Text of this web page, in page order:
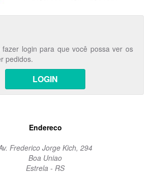
fazer login para que você possa ver os
pedidos.
LOGIN
Endereco
Frederico Jorge Kich, 294
Boa Uniao
Estrela - RS